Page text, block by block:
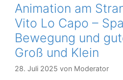
Animation am
Vito Lo Capo –
Bewegung und
Groß und Klein
28. Juli 2025 von Moderator